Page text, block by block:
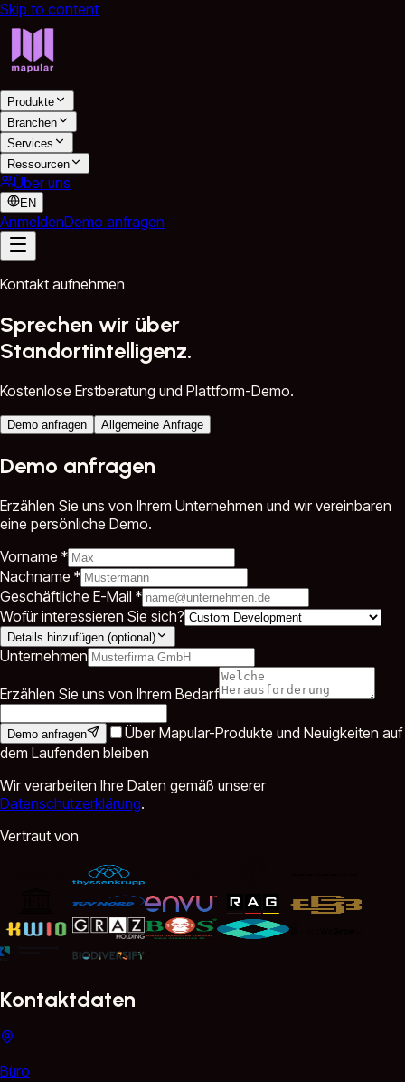
Skip to content
Produkte
Branchen
Services
Ressourcen
Über uns
EN
AnmeldenDemo anfragen
Kontakt aufnehmen
Sprechen wir über
Standortintelligenz.
Kostenlose Erstberatung und Plattform-Demo.
Demo anfragen Allgemeine Anfrage
Demo anfragen
Erzählen Sie uns von Ihrem Unternehmen und wir vereinbaren
eine persönliche Demo.
Vorname *
Nachname *
Geschäftliche E-Mail *
Wofür interessieren Sie sich?
Details hinzufügen (optional)
Unternehmen
Erzählen Sie uns von Ihrem Bedarf
Demo anfragen
Über Mapular-Produkte und Neuigkeiten auf
dem Laufenden bleiben
Wir verarbeiten Ihre Daten gemäß unserer
Datenschutzerklärung.
Vertraut von
Kontaktdaten
Büro